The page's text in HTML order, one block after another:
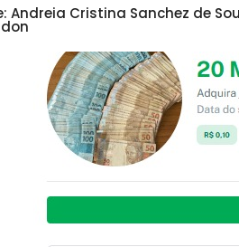
Andreia Cristina Sanchez de